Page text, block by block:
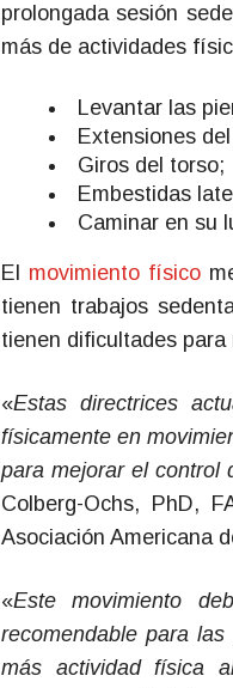
prolongada sesión
más de actividades
Levantar las
Extensiones
Giros del torso;
Embestidas
Caminar en su
El movimiento físico
tienen trabajos
tienen dificultades para
«Estas directrices
físicamente en
para mejorar el control
Colberg-Ochs, PhD,
Asociación Americana
«Este movimiento
recomendable para
más actividad física